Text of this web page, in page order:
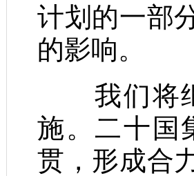
计划的一部
的影响。
我们将继
施。二十国
贯，形成合